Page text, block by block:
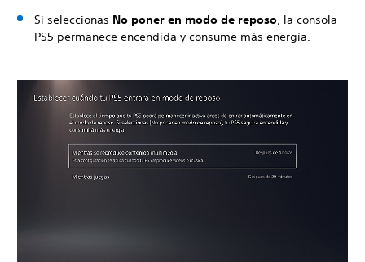
Si seleccionas No poner en modo de reposo, la consola
PS5 permanece encendida y consume más energía.